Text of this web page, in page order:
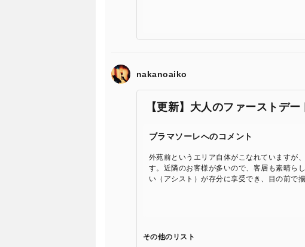
nakanoaiko
【更新】大人のファーストデ
ブラマソーレへのコメント
外苑前というエリア自体がこなれていますが
す。近隣のお客様が多いので、客層も素晴ら
い（アシスト）が存分に享受でき、目の前で
その他のリスト